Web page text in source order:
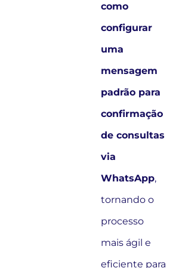
como
configurar
uma
mensagem
padrão para
confirmação
de consultas
via
WhatsApp,
tornando o
processo
mais ágil e
eficiente para